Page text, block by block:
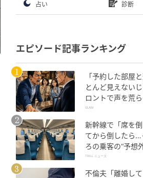
占い 診断
エピソード記事ランキング
「予約した部屋
とんど見えない
ロントで声を荒
が、支配人が予
GLAM
新幹線で「席を
てから倒したら
ろの乗客の“予想
「不快ですぐに
TRILL ニュース
不倫夫「離婚し